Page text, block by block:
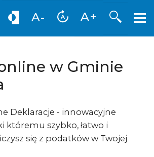
A- A+ Otwórz
w Gminie
Deklaracje - innowacyjne
któremu szybko, łatwo i
się z podatków w Twojej